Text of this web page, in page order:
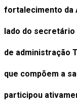
fortalecimento da
lado do
de administração
que compõem a
participou